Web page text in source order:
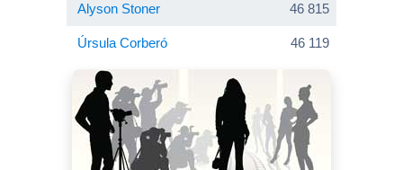
Alyson Stoner 46 815
Úrsula Corberó 46 119